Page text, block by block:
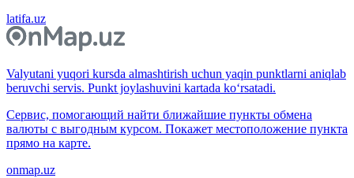
latifa.uz
Valyutani yuqori kursda almashtirish uchun yaqin punktlarni aniqlab
beruvchi servis. Punkt joylashuvini kartada ko‘rsatadi.
Сервис, помогающий найти ближайшие пункты обмена
валюты с выгодным курсом. Покажет местоположение пункта
прямо на карте.
onmap.uz